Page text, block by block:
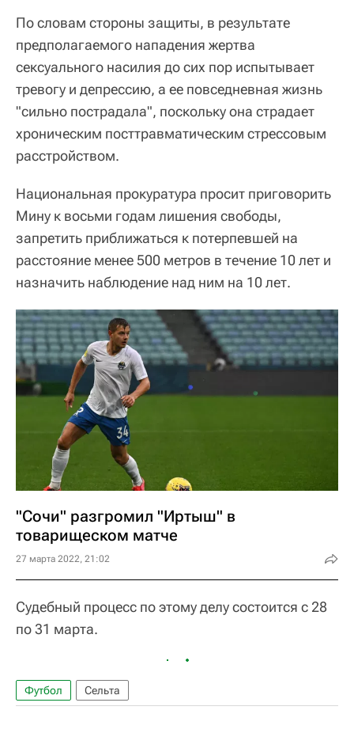
По словам стороны защиты, в результате
предполагаемого нападения жертва
сексуального насилия до сих пор испытывает
тревогу и депрессию, а ее повседневная жизнь
"сильно пострадала", поскольку она страдает
хроническим посттравматическим стрессовым
расстройством.
Национальная прокуратура просит приговорить
Мину к восьми годам лишения свободы,
запретить приближаться к потерпевшей на
расстояние менее 500 метров в течение 10 лет и
назначить наблюдение над ним на 10 лет.
"Сочи" разгромил "Иртыш" в
товарищеском матче
27 марта 2022, 21:02
Судебный процесс по этому делу состоится с 28
по 31 марта.
Футбол Сельта